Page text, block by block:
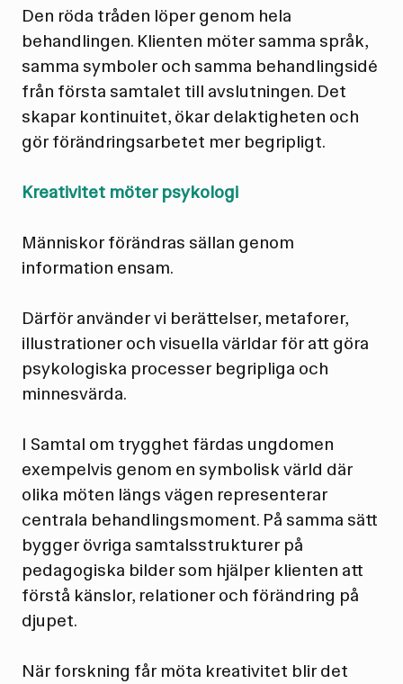
Den röda tråden löper genom hela
behandlingen. Klienten möter samma språk,
samma symboler och samma behandlingsidé
från första samtalet till avslutningen. Det
skapar kontinuitet, ökar delaktigheten och
gör förändringsarbetet mer begripligt.
Kreativitet möter psykologi
Människor förändras sällan genom
information ensam.
Därför använder vi berättelser, metaforer,
illustrationer och visuella världar för att göra
psykologiska processer begripliga och
minnesvärda.
I Samtal om trygghet färdas ungdomen
exempelvis genom en symbolisk värld där
olika möten längs vägen representerar
centrala behandlingsmoment. På samma sätt
bygger övriga samtalsstrukturer på
pedagogiska bilder som hjälper klienten att
förstå känslor, relationer och förändring på
djupet.
När forskning får möta kreativitet blir det